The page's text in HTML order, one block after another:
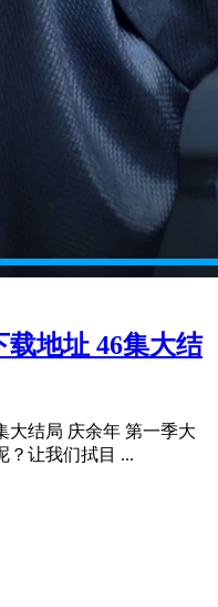
地址 46集大结
大结局 庆余年 第一季大
？让我们拭目 ...